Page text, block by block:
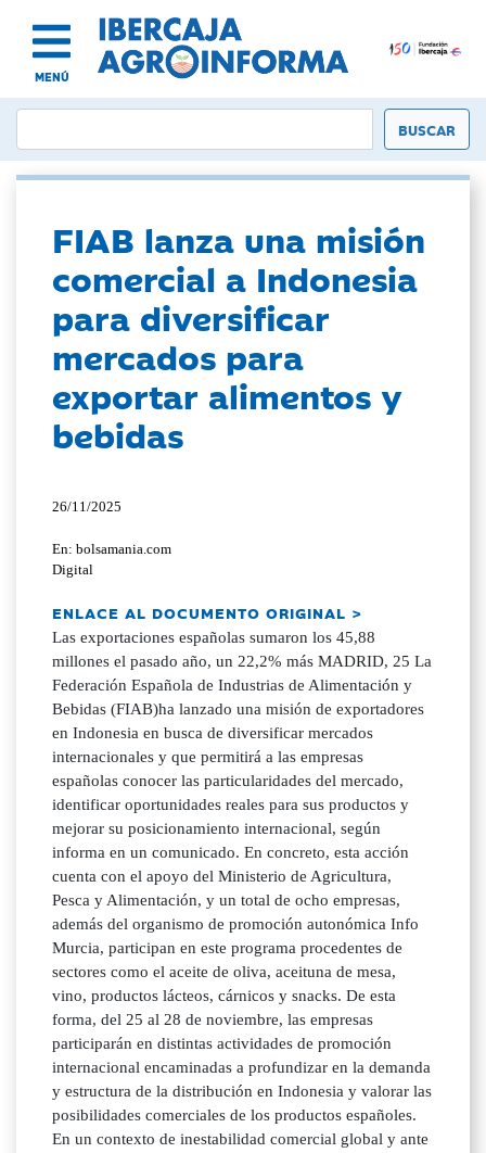
MENÚ
FIAB lanza una misión
comercial a Indonesia
para diversificar
mercados para
exportar alimentos y
bebidas
26/11/2025
En: bolsamania.com
Digital
ENLACE AL DOCUMENTO ORIGINAL >
Las exportaciones españolas sumaron los 45,88
millones el pasado año, un 22,2% más MADRID, 25 La
Federación Española de Industrias de Alimentación y
Bebidas (FIAB)ha lanzado una misión de exportadores
en Indonesia en busca de diversificar mercados
internacionales y que permitirá a las empresas
españolas conocer las particularidades del mercado,
identificar oportunidades reales para sus productos y
mejorar su posicionamiento internacional, según
informa en un comunicado. En concreto, esta acción
cuenta con el apoyo del Ministerio de Agricultura,
Pesca y Alimentación, y un total de ocho empresas,
además del organismo de promoción autonómica Info
Murcia, participan en este programa procedentes de
sectores como el aceite de oliva, aceituna de mesa,
vino, productos lácteos, cárnicos y snacks. De esta
forma, del 25 al 28 de noviembre, las empresas
participarán en distintas actividades de promoción
internacional encaminadas a profundizar en la demanda
y estructura de la distribución en Indonesia y valorar las
posibilidades comerciales de los productos españoles.
En un contexto de inestabilidad comercial global y ante